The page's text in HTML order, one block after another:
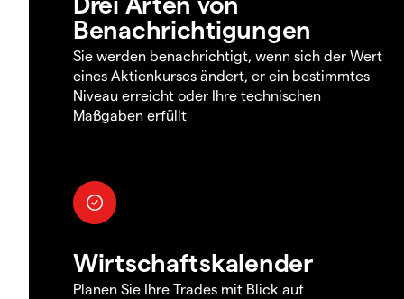
Benachrichtigungen
Sie werden benachrichtigt, wenn sich der Wert
eines Aktienkurses ändert, er ein bestimmtes
Niveau erreicht oder Ihre technischen
Maßgaben erfüllt
Wirtschaftskalender
Planen Sie Ihre Trades mit Blick auf